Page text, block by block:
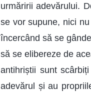
urmăririi adevărului.
se vor supune, nici
încercând să se
să se elibereze de
antihriștii sunt
adevărul și au